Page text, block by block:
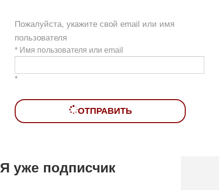
Пожалуйста, укажите свой email или имя
пользователя
* Имя пользователя или email
*
ОТПРАВИТЬ
Я уже подписчик